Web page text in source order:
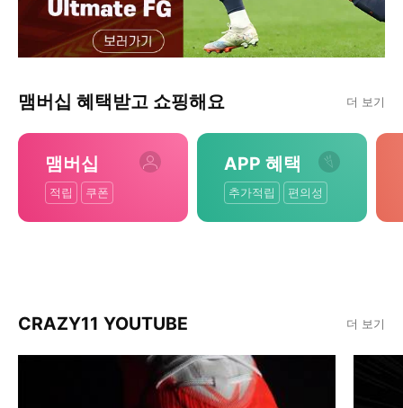
맴버십 혜택받고 쇼핑해요 더 보기
맴버십
적립 쿠폰
APP 혜택
추가적립 편의성
CRAZY11 YOUTUBE 더 보기